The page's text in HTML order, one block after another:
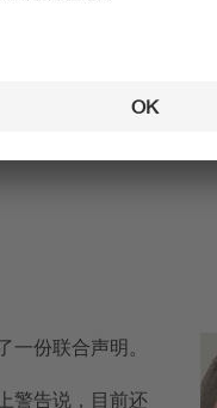
份联合声明。
警告说，目前还